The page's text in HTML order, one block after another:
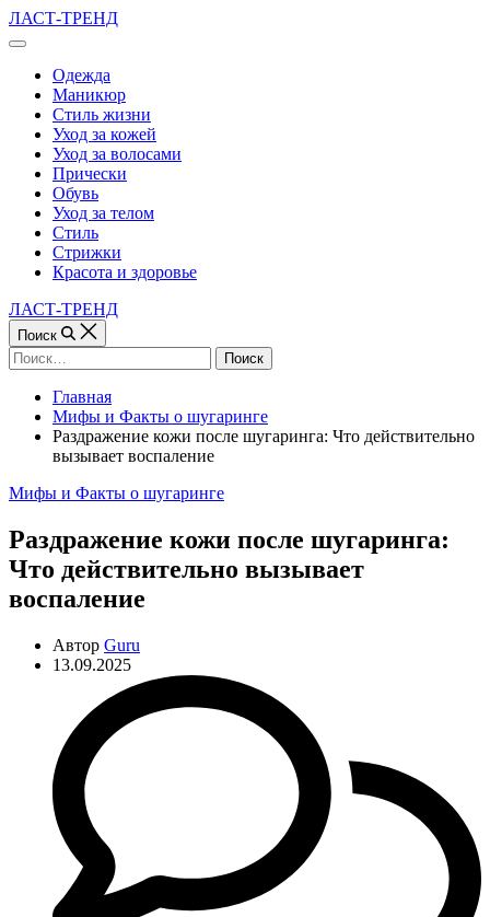
Перейти
к
ЛАСТ-ТРЕНД
Вне
холстаОдежда
Маникюр
Стиль жизни
Уход за кожей
Уход за волосами
Прически
Обувь
Уход за телом
Стиль
Стрижки
Красота и здоровье
ЛАСТ-ТРЕНД
Поиск
Найти:
Главная
Мифы и Факты о шугаринге
Раздражение кожи после шугаринга: Что действительно
вызывает воспаление
Рубрики
Мифы и Факты о шугаринге
Раздражение кожи после шугаринга:
Что действительно вызывает
воспаление
Автор Guru
13.09.2025